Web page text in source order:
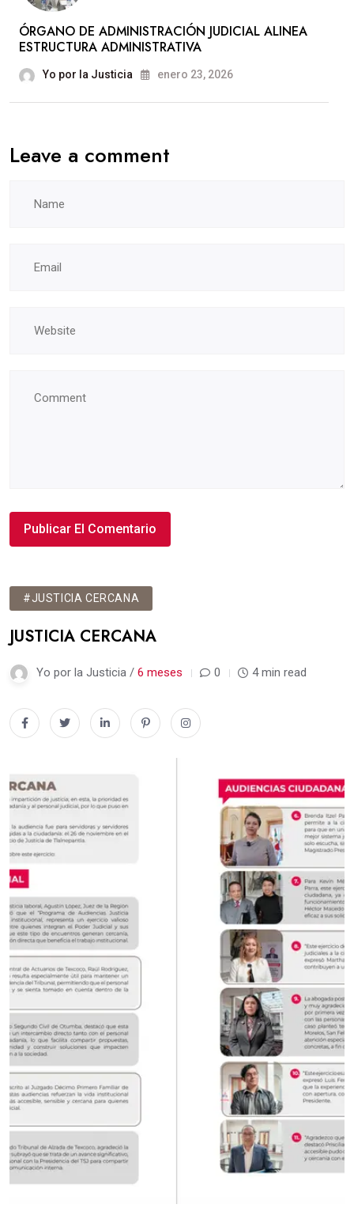
ÓRGANO DE ADMINISTRACIÓN JUDICIAL ALINEA
ESTRUCTURA ADMINISTRATIVA
Yo por la Justicia enero 23, 2026
Leave a comment
#JUSTICIA CERCANA
JUSTICIA CERCANA
Yo por la Justicia / 6 meses 0 4 min read